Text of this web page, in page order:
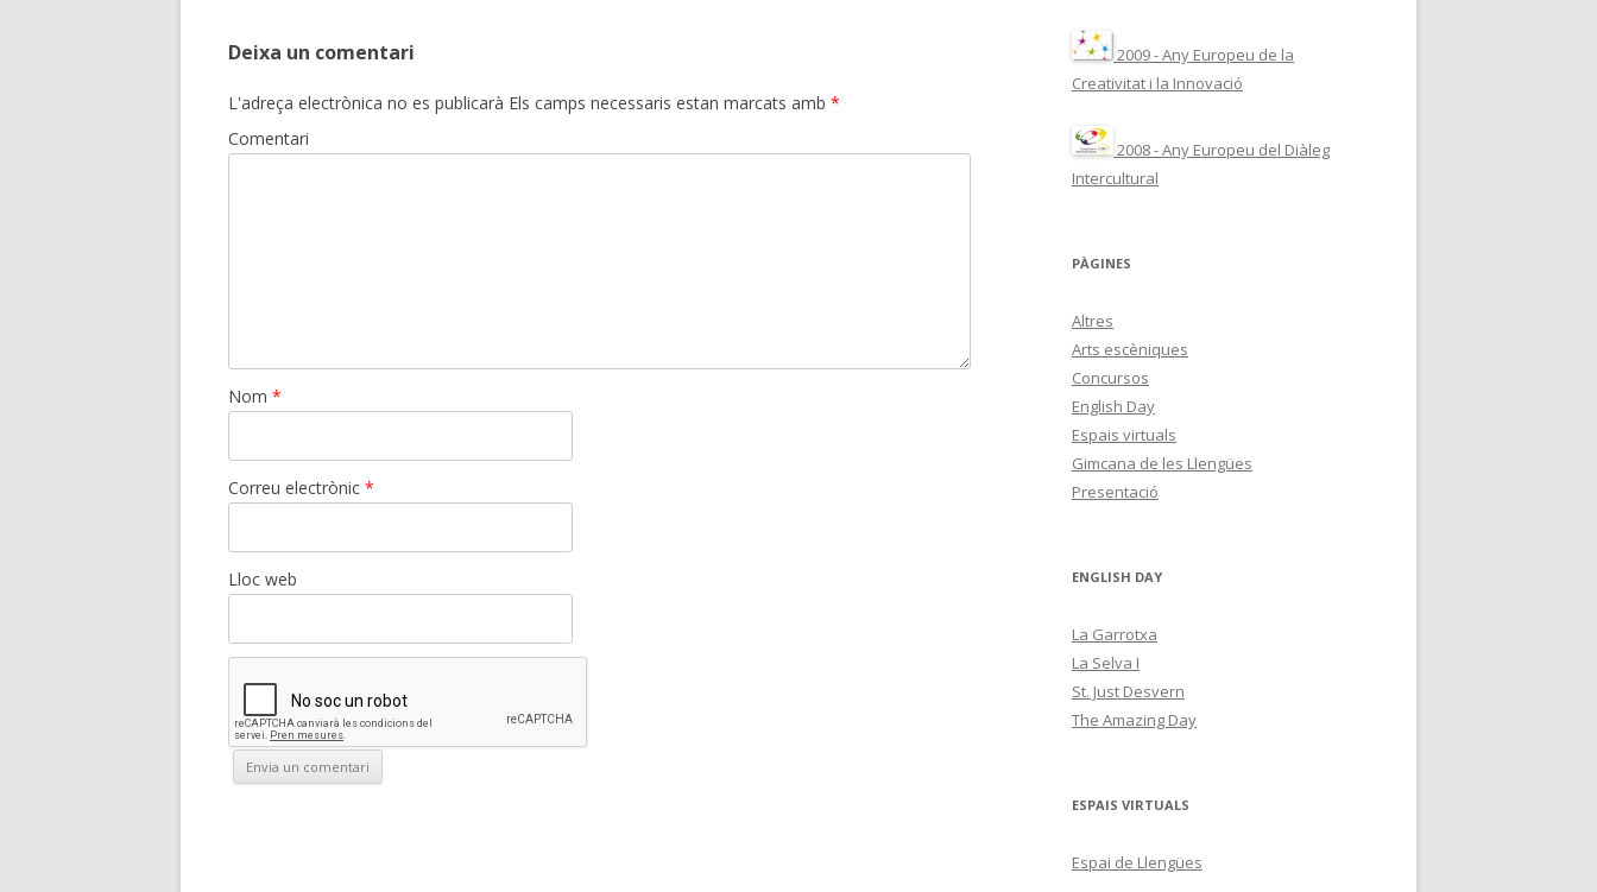
Deixa un comentari
L'adreça electrònica no es publicarà Els camps necessaris estan marcats amb *
Comentari
Nom *
Correu electrònic *
Lloc web
2009 - Any Europeu de la
Creativitat i la Innovació
2008 - Any Europeu del Diàleg
Intercultural
PÀGINES
Altres
Arts escèniques
Concursos
English Day
Espais virtuals
Gimcana de les Llengües
Presentació
ENGLISH DAY
La Garrotxa
La Selva I
St. Just Desvern
The Amazing Day
ESPAIS VIRTUALS
Espai de Llengües